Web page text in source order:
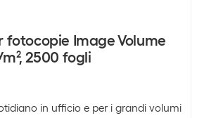
fotocopie Image Volume
2500 fogli
in ufficio e per i grandi volumi